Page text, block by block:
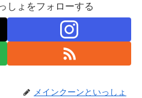
しょをフォローする
メインクーンといっしょ